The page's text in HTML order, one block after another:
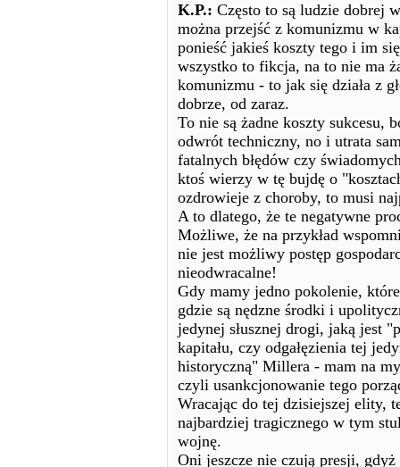
K.P.: Często to są ludzie dobrej
można przejść z komunizmu w
ponieść jakieś koszty tego i im
wszystko to fikcja, na to nie ma
komunizmu - to jak się działa z
dobrze, od zaraz.
To nie są żadne koszty sukcesu,
odwrót techniczny, no i utrata
fatalnych błędów czy
ktoś wierzy w tę bujdę o
ozdrowieje z choroby, to musi
A to dlatego, że te negatywne
Możliwe, że na przykład
nie jest możliwy postęp
nieodwracalne!
Gdy mamy jedno pokolenie,
gdzie są nędzne środki i
jedynej słusznej drogi, jaką jest
kapitału, czy odgałęzienia tej
historyczną" Millera - mam na
czyli usankcjonowanie tego
Wracając do tej dzisiejszej elity,
najbardziej tragicznego w tym
wojnę.
Oni jeszcze nie czują presji,